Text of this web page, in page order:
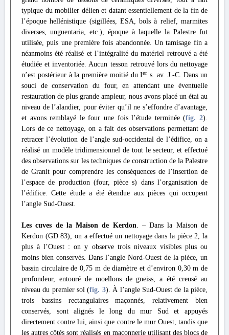
typique du mobilier délien et datant essentiellement de la fin de
l’époque hellénistique (sigillées, ESA, bols à relief, marmites
diverses, unguentaria, etc.), époque à laquelle la Palestre fut
utilisée, puis une première fois abandonnée. Un tamisage fin a
néanmoins été réalisé et l’intégralité du matériel retrouvé a été
étudiée et inventoriée. Aucun tesson retrouvé lors du nettoyage
n’est postérieur à la première moitié du Ier s. av. J.-C. Dans un
souci de conservation du four, en attendant une éventuelle
restauration de plus grande ampleur, nous avons placé un étai au
niveau de l’alandier, pour éviter qu’il ne s’effondre d’avantage,
et avons remblayé le four une fois l’étude terminée (fig. 2).
Lors de ce nettoyage, on a fait des observations permettant de
retracer l’évolution de l’angle sud-occidental de l’édifice, on a
réalisé un modèle tridimensionnel de tout le secteur, et effectué
des observations sur les techniques de construction de la Palestre
de Granit pour comprendre les conséquences de l’insertion de
l’espace de production (four, pièce s) dans l’organisation de
l’édifice. Cette étude a été étendue aux pièces qui occupent
l’angle Sud-Ouest.
Les cuves de la Maison de Kerdon. – Dans la Maison de
Kerdon (GD 83), on a effectué un nettoyage dans la pièce 2, la
plus à l’Ouest : on y observe trois niveaux visibles plus ou
moins bien conservés. Dans l’angle Nord-Ouest de la pièce, un
bassin circulaire de 0,75 m de diamètre et d’environ 0,30 m de
profondeur, entouré de moellons de gneiss, a été creusé au
niveau du premier sol (fig. 3). À l’angle Sud-Ouest de la pièce,
trois bassins rectangulaires maçonnés, relativement bien
conservés, sont alignés le long du mur Sud et appuyés
directement contre lui, ainsi que contre le mur Ouest, tandis que
les autres côtés sont réalisés en maçonnerie utilisant des blocs de